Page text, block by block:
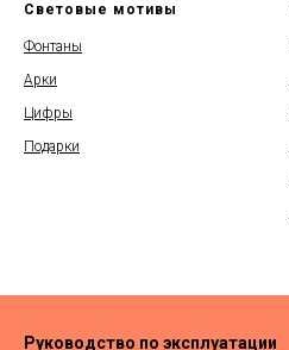
Световые мотивы
Фонтаны
Арки
Цифры
Подарки
Руководство по эксплуатации